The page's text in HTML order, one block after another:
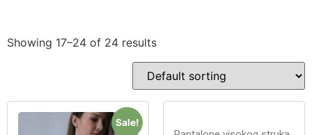
Showing 17–24 of 24 results
Sale!